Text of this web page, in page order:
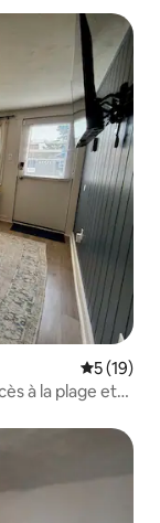
Note
5 (19)
à la plage et